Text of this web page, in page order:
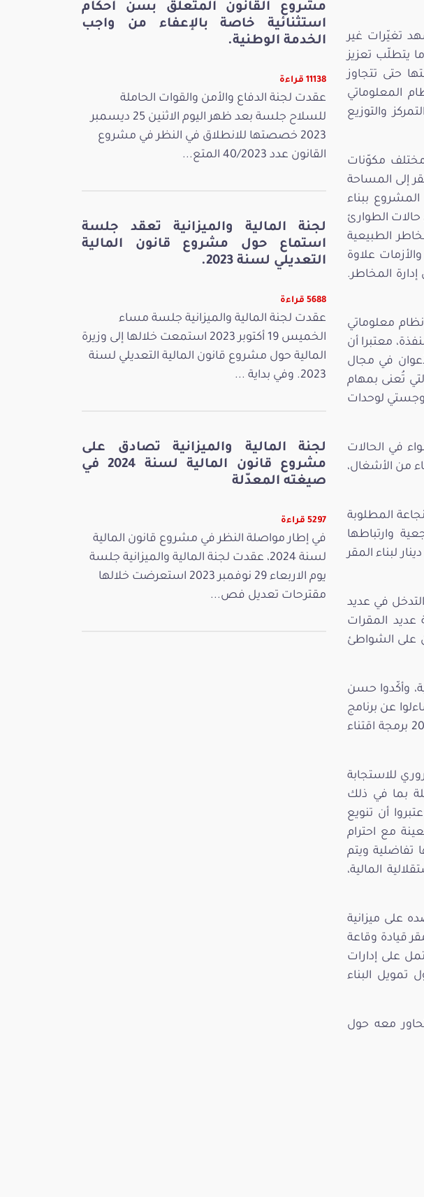
تغيّرات غير
يتطلّب تعزيز
حتى تتجاوز
المعلوماتي
والتوزيع
مختلف مكوّنات
إلى المساحة
المشروع ببناء
الطوارئ
الطبيعية
علاوة
المخاطر.
معلوماتي
معتبرا أن
في مجال
تُعنى بمهام
لوحدات
في الحالات
من الأشغال،
المطلوبة
وارتباطها
10 سنوات. واعتبر بعض النواب أن رصد 44 مليون دينار لبناء المقر
في عديد
عديد المقرات
على الشواطئ
وأكّدوا حسن
عن برنامج
وتصوّر الديوان في استعمال الطائرات لإطفاء الحرائق وهل يتضمن المخطط 2026 ــ 2030 برمجة اقتناء
للاستجابة
بما في ذلك
أن تنويع
مع احترام
تفاضلية ويتم
المالية،
على ميزانية
قيادة وقاعة
على إدارات
حول تمويل البناء
معه حول
مشروع القانون المتعلق بسن أحكام
استثنائية خاصة بالإعفاء من واجب
الخدمة الوطنية.
11138 قراءة
عقدت لجنة الدفاع والأمن والقوات الحاملة
للسلاح جلسة بعد ظهر اليوم الاثنين 25 ديسمبر
2023 خصصتها للانطلاق في النظر في مشروع
القانون عدد 40/2023 المتع...
لجنة المالية والميزانية تعقد جلسة
استماع حول مشروع قانون المالية
التعديلي لسنة 2023.
5688 قراءة
عقدت لجنة المالية والميزانية جلسة مساء
الخميس 19 أكتوبر 2023 استمعت خلالها إلى وزيرة
المالية حول مشروع قانون المالية التعديلي لسنة
2023. وفي بداية ...
لجنة المالية والميزانية تصادق على
مشروع قانون المالية لسنة 2024 في
صيغته المعدّلة
5297 قراءة
في إطار مواصلة النظر في مشروع قانون المالية
لسنة 2024، عقدت لجنة المالية والميزانية جلسة
يوم الاربعاء 29 نوفمبر 2023 استعرضت خلالها
مقترحات تعديل فص...